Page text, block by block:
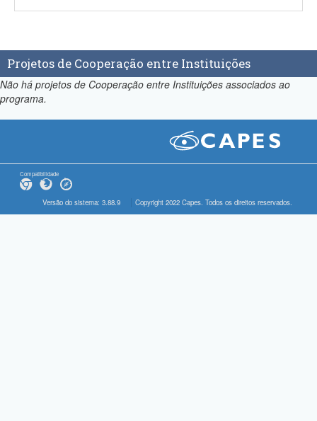
Projetos de Cooperação entre Instituições
Não há projetos de Cooperação entre Instituições associados ao
programa.
Compatibilidade
Versão do sistema: 3.88.9 Copyright 2022 Capes. Todos os direitos reservados.